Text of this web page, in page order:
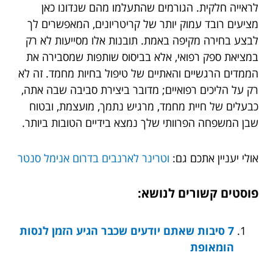
לראייה חלקית. הגורמים שהתעלמו מהם שנדונו כאן
מציעים רובד עמוק יותר של קריטריונים, המאפשרים לך
לבצע בחירה מקיפה באמת. תובנות אלו מסייעות לא רק
במציאת ספק רפואי, אלא בביסוס שותפות שמסבירה את
הממדים הרגשיים והאתיים של טיפול בחיות מחמד. זה לא
רק על הליכים רפואיים; מדובר ביצירת סביבה שבה אתה,
כבעלים של חיית מחמד, מרגיש נתמך, מועצמת, ובטוח
שבן המשפחה הפרוותי שלך נמצא בידיים הטובות ביותר.
אולי יעניין אתכם גם: וטרינר לארנבים בדרום אנימל סנטר
פוסטים קשורים לנושא:
7 סיבות שאתם יודעים שכבר הגיע הזמן לנסות
הומאופת